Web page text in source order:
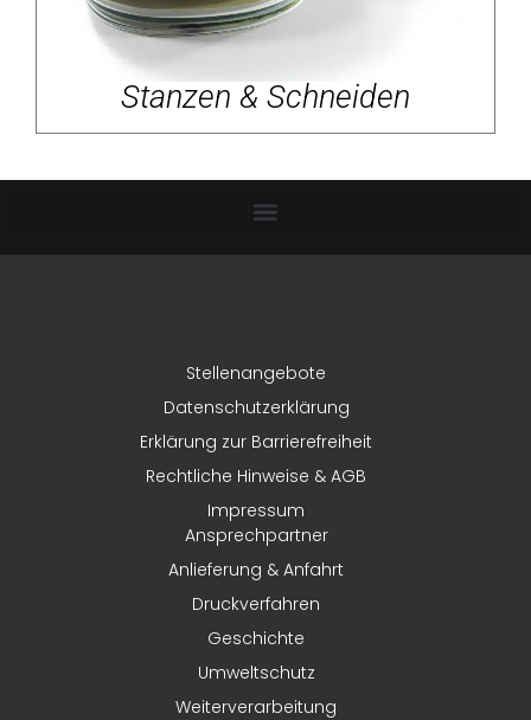
Stanzen & Schneiden
Stellenangebote
Datenschutzerklärung
Erklärung zur Barrierefreiheit
Rechtliche Hinweise & AGB
Impressum
Ansprechpartner
Anlieferung & Anfahrt
Druckverfahren
Geschichte
Umweltschutz
Weiterverarbeitung